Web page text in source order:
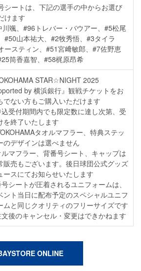
シートは、下記の選手の中からお選び
けます
川颯、#96トレバー・バウアー、#5松尾
#50山本祐大、#2牧秀悟、#3タイラ
ースティン、#51宮﨑敏郎、#7佐野恵
筒香嘉智、#58梶原昂希
STAR☆NIGHT 2025
by 横浜銀行』観戦チケットをお
でない方もご購入いただけます
込受付期間内でも限定数に達し次第、受
を終了いたします
タオルマフラー、特典ステッ
のデザインは選べません
ルマフラー、背番号シート、キャップは
販売もございます。後日球団公式グッズ
ースにてお知らせいたします
シートが圧着されるユニフォームは、
ント当日に配布予定のスペシャルユニフ
ムと同じクオリティのフリーサイズです
文後のキャンセル・変更はできかねます
ONLINE